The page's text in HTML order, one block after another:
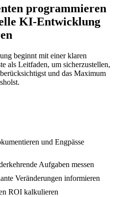
programmieren
KI-Entwicklung
beginnt mit einer klaren
als Leitfaden, um sicherzustellen,
und das Maximum
und Engpässe
Aufgaben messen
Veränderungen informieren
ROI kalkulieren